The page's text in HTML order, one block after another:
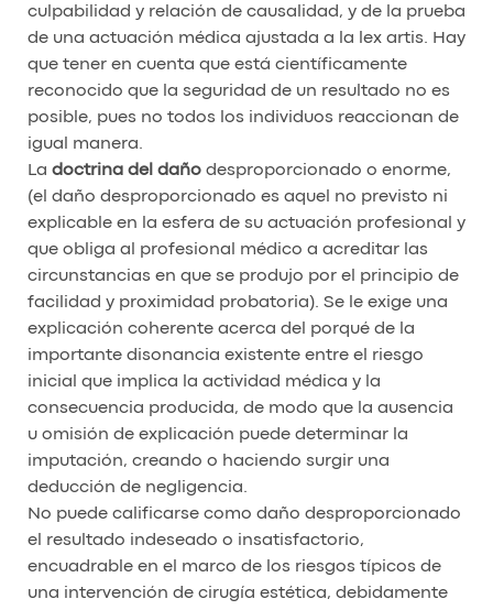
culpabilidad y relación de causalidad, y de la prueba
de una actuación médica ajustada a la lex artis. Hay
que tener en cuenta que está científicamente
reconocido que la seguridad de un resultado no es
posible, pues no todos los individuos reaccionan de
igual manera.
La doctrina del daño desproporcionado o enorme,
(el daño desproporcionado es aquel no previsto ni
explicable en la esfera de su actuación profesional y
que obliga al profesional médico a acreditar las
circunstancias en que se produjo por el principio de
facilidad y proximidad probatoria). Se le exige una
explicación coherente acerca del porqué de la
importante disonancia existente entre el riesgo
inicial que implica la actividad médica y la
consecuencia producida, de modo que la ausencia
u omisión de explicación puede determinar la
imputación, creando o haciendo surgir una
deducción de negligencia.
No puede calificarse como daño desproporcionado
el resultado indeseado o insatisfactorio,
encuadrable en el marco de los riesgos típicos de
una intervención de cirugía estética, debidamente